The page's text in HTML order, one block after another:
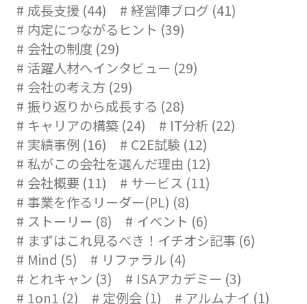
成長支援 (44)
経営陣ブログ (41)
内定につながるヒント (39)
会社の制度 (29)
活躍人材へインタビュー (29)
会社の考え方 (29)
振り返りから成長する (28)
キャリアの構築 (24)
IT分析 (22)
実績事例 (16)
C2E試験 (12)
私がこの会社を選んだ理由 (12)
会社概要 (11)
サービス (11)
事業を作るリーダー(PL) (8)
ストーリー (8)
イベント (6)
まずはこれ見るべき！イチオシ記事 (6)
Mind (5)
リファラル (4)
とれキャン (3)
ISAアカデミー (3)
1on1 (2)
定例会 (1) アルムナイ (1)